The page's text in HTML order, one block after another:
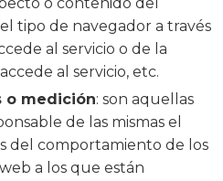
tipo de navegador a través
al servicio o de la
al servicio, etc.
o medición: son aquellas
de las mismas el
del comportamiento de los
a los que están